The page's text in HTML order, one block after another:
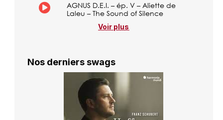
AGNUS D.E.I. – ép. V – Aliette de
Laleu – The Sound of Silence
Voir plus
Nos derniers swags